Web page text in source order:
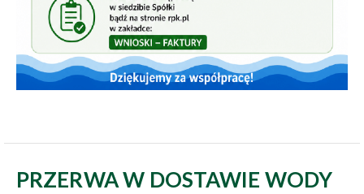
PRZERWA W DOSTAWIE WODY